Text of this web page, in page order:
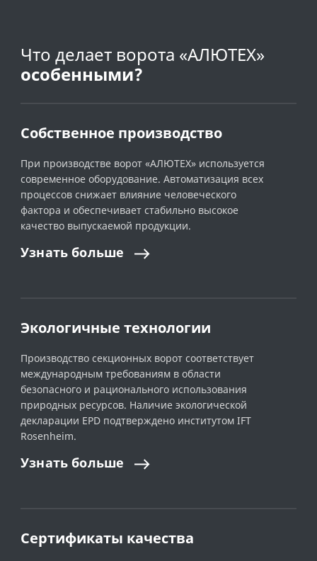
Что делает ворота «АЛЮТЕХ»
особенными?
Собственное производство
При производстве ворот «АЛЮТЕХ» используется
современное оборудование. Автоматизация всех
процессов снижает влияние человеческого
фактора и обеспечивает стабильно высокое
качество выпускаемой продукции.
Узнать больше
Экологичные технологии
Производство секционных ворот соответствует
международным требованиям в области
безопасного и рационального использования
природных ресурсов. Наличие экологической
декларации EPD подтверждено институтом IFT
Rosenheim.
Узнать больше
Сертификаты качества